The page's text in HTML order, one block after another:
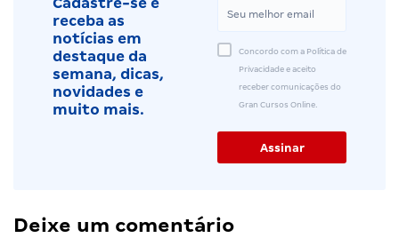
receba as
notícias em
destaque da
semana, dicas,
novidades e
muito mais.
Concordo com a Política de
Privacidade e aceito
receber comunicações do
Gran Cursos Online.
Deixe um comentário